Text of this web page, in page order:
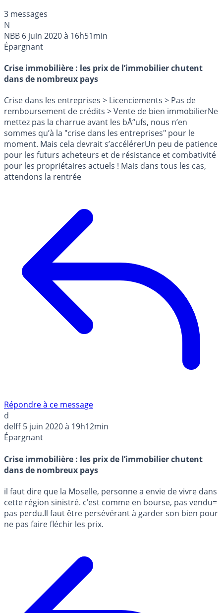
3 messages
N
NBB 6 juin 2020 à 16h51min
Épargnant
Crise immobilière : les prix de l’immobilier chutent
dans de nombreux pays
Crise dans les entreprises > Licenciements > Pas de
remboursement de crédits > Vente de bien immobilierNe
mettez pas la charrue avant les bÅ“ufs, nous n’en
sommes qu’à la "crise dans les entreprises" pour le
moment. Mais cela devrait s’accélérerUn peu de patience
pour les futurs acheteurs et de résistance et combativité
pour les propriétaires actuels ! Mais dans tous les cas,
attendons la rentrée
Répondre à ce message
d
delff 5 juin 2020 à 19h12min
Épargnant
Crise immobilière : les prix de l’immobilier chutent
dans de nombreux pays
il faut dire que la Moselle, personne a envie de vivre dans
cette région sinistré. c’est comme en bourse, pas vendu=
pas perdu.Il faut être persévérant à garder son bien pour
ne pas faire fléchir les prix.